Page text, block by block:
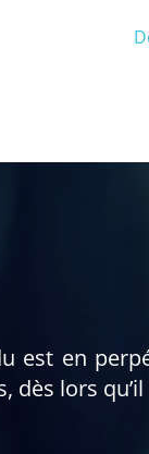
est en
lors